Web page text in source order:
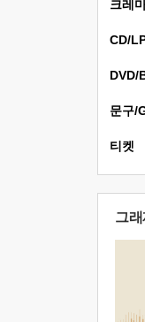
크레
CD/
DVD/
문구/
티켓
그